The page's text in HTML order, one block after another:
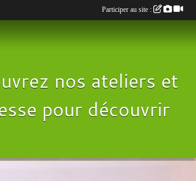
nos ateliers et
pour découvrir
Participer au site :